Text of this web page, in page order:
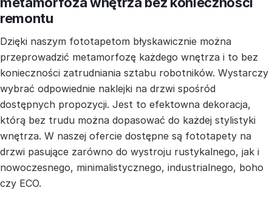
remontu
Dzięki naszym fototapetom błyskawicznie można
przeprowadzić metamorfozę każdego wnętrza i to bez
konieczności zatrudniania sztabu robotników. Wystarczy
wybrać odpowiednie naklejki na drzwi spośród
dostępnych propozycji. Jest to efektowna dekoracja,
którą bez trudu można dopasować do każdej stylistyki
wnętrza. W naszej ofercie dostępne są fototapety na
drzwi pasujące zarówno do wystroju rustykalnego, jak i
nowoczesnego, minimalistycznego, industrialnego, boho
czy ECO.